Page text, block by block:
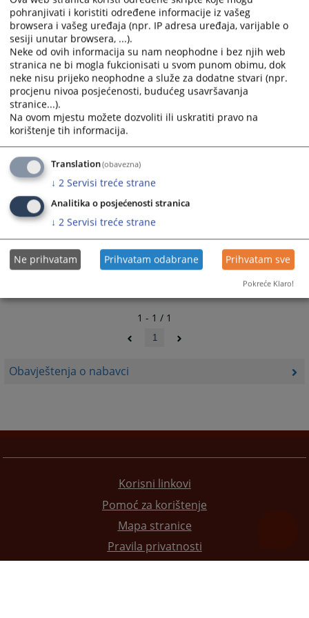
Obavještenja o nabavci
calendar
and
select
a
date.
Press
the
question
mark
key
get
the
keyboard
shortcuts
for
changing
dates.
calendar
and
select
a
date.
Press
question
mark
key
to
get
keyboard
shortcuts
for
changing
dates.
1 - 1 / 1
1
Korisni linkovi
Pomoć za korištenje
Mapa stranice
Pravila privatnosti
pohranjivati i koristiti određene informacije iz vašeg
browsera i vašeg uređaja (npr. IP adresa uređaja, varijable o
sesiji unutar browsera, ...).
Neke od ovih informacija su nam neophodne i bez njih web
stranica ne bi mogla fukcionisati u svom punom obimu, dok
neke nisu prijeko neophodne a služe za dodatne stvari (npr.
procjenu nivoa posjećenosti, budućeg usavršavanja
stranice...).
Na ovom mjestu možete dozvoliti ili uskratiti pravo na
korištenje tih informacija.
Translation(obavezna)
↓ 2 Servisi treće strane
Analitika o posjećenosti stranica
↓ 2 Servisi treće strane
Ne prihvatam Prihvatam odabrane Prihvatam sve
Pokreće Klaro!